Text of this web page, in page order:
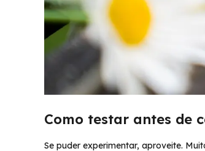
Como testar antes de
Se puder experimentar, aproveite.